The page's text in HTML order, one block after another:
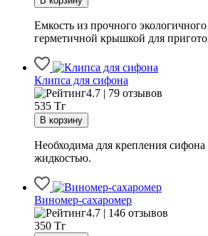
Емкость из прочного
герметичной крышкой для
Клипса для сифона
4.7 | 79 отзывов
535 Тг
Необходима для крепления сифона
жидкостью.
Виномер-сахаромер
4.7 | 146 отзывов
350 Тг